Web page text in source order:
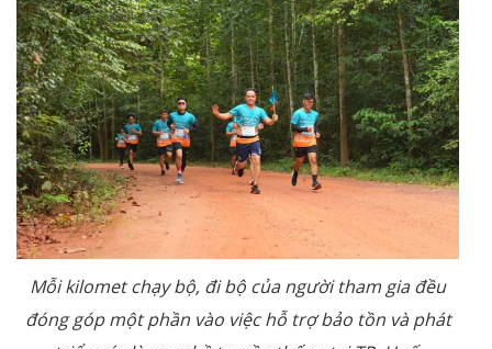
Mỗi kilomet chạy bộ, đi bộ của người tham gia đều
đóng góp một phần vào việc hỗ trợ bảo tồn và phát